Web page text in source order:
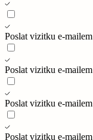
Poslat vizitku e-mailem
Poslat vizitku e-mailem
Poslat vizitku e-mailem
Poslat vizitku e-mailem